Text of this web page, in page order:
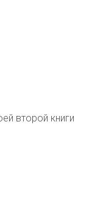
второй книги